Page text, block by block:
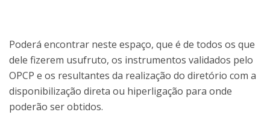
Poderá encontrar neste espaço, que é de todos os que
dele fizerem usufruto, os instrumentos validados pelo
OPCP e os resultantes da realização do diretório com a
disponibilização direta ou hiperligação para onde
poderão ser obtidos.